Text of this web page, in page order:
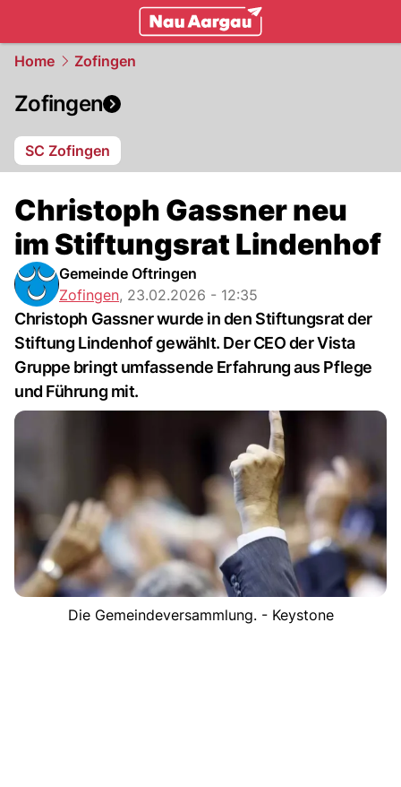
mittelland.
Home Zofingen
Zofingen
SC Zofingen
Christoph Gassner neu
im Stiftungsrat Lindenhof
Gemeinde Oftringen
Zofingen, 23.02.2026 - 12:35
Christoph Gassner wurde in den Stiftungsrat der
Stiftung Lindenhof gewählt. Der CEO der Vista
Gruppe bringt umfassende Erfahrung aus Pflege
und Führung mit.
Die Gemeindeversammlung. - Keystone